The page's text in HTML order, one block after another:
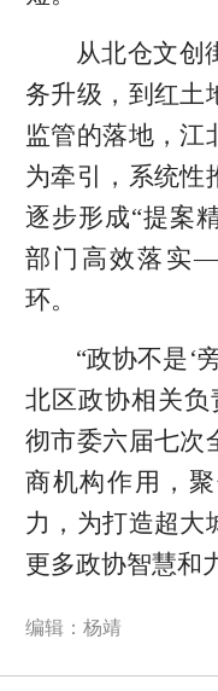
从北仓文创
务升级，到红土
监管的落地，江
为牵引，系统性
逐步形成“提案
部门高效落实
环。
“政协不是‘
北区政协相关
彻市委六届七次
商机构作用，
力，为打造超大
更多政协智慧和
编辑：杨靖